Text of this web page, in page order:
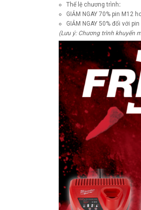
Thể lệ chương trình:
GIẢM NGAY 70% pin M12
GIẢM NGAY 50% đối với
(Lưu ý: Chương trình khuyến